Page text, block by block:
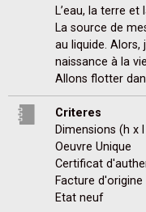
L’eau, la terre
La source de
au liquide.
naissance à la
Allons flotter
Criteres
Dimensions (h x
Oeuvre Unique
Certificat
Facture d'origine
Etat neuf